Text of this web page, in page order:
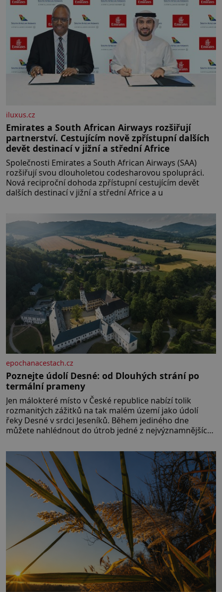
umístění ve zdejším zařízení, jsou
[…]
iluxus.cz
Emirates a South African Airways rozšiřují
partnerství. Cestujícím nově zpřístupní dalších
devět destinací v jižní a střední Africe
Společnosti Emirates a South African Airways (SAA)
rozšiřují svou dlouholetou codesharovou spolupráci.
Nová reciproční dohoda zpřístupní cestujícím devět
dalších destinací v jižní a střední Africe a u
epochanacestach.cz
Poznejte údolí Desné: od Dlouhých strání po
termální prameny
Jen málokteré místo v České republice nabízí tolik
rozmanitých zážitků na tak malém území jako údolí
řeky Desné v srdci Jeseníků. Během jediného dne
můžete nahlédnout do útrob jedné z nejvýznamnějších
hřebeny, projet se na koloběžce a den zakončit
poznáváním památek ve Velkých Losinách nebo v
termálním